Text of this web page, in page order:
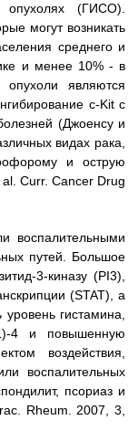
опухолях (ГИСО).
могут возникать
среднего и
и менее 10% - в
являются
c-Kit с
(Джоенсу и
видах рака,
и острую
Curr. Cancer Drug
воспалительными
путей. Большое
3-киназу (PI3),
(STAT), а
гистамина,
4 и повышенную
воздействия,
воспалительных
псориаз и
Rheum. 2007, 3,